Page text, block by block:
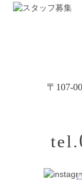
〒107-
tel.